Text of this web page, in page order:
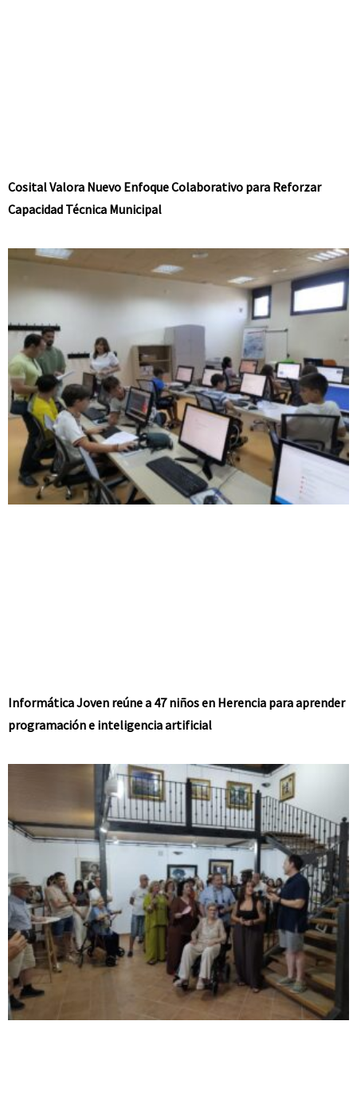
Cosital Valora Nuevo Enfoque Colaborativo para Reforzar
Capacidad Técnica Municipal
Informática Joven reúne a 47 niños en Herencia para aprender
programación e inteligencia artificial